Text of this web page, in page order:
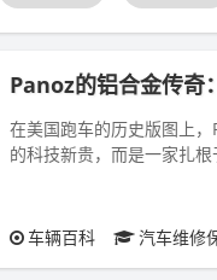
Panoz的铝合金传
在美国跑车的历史版图上
的科技新贵，而是一家扎
车辆百科 汽车维修